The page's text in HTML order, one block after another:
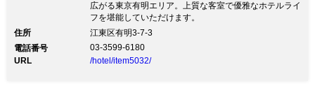
広がる東京有明エリア。上質な客室で優雅なホテルライ
フを堪能していただけます。
住所
江東区有明3-7-3
電話番号
03-3599-6180
URL
/hotel/item5032/